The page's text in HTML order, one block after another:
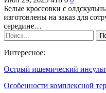
Белые кроссовки с
изготовлены на заказ для
середине…
Интересное:
Острый ишемический
Особенности комплексной